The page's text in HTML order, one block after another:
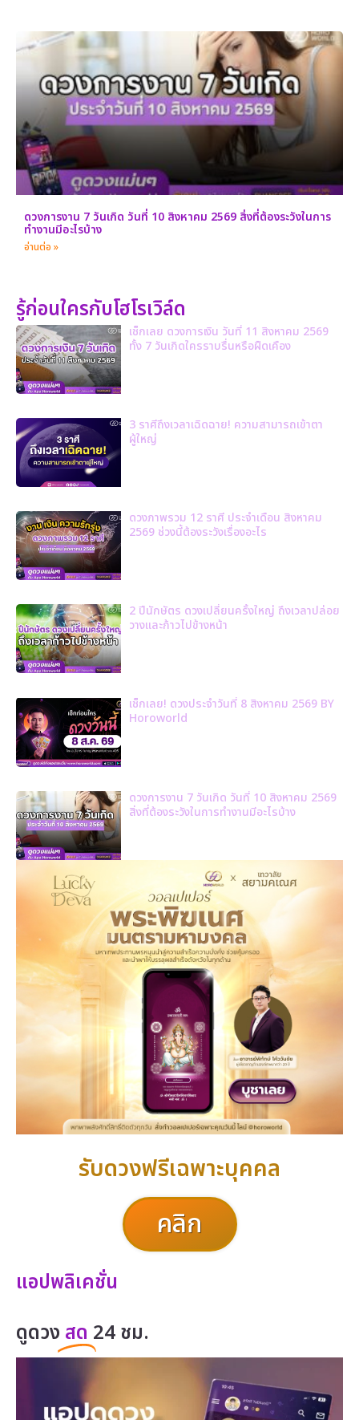
ดวงการงาน 7 วันเกิด วันที่ 10 สิงหาคม 2569 สิ่งที่ต้องระวังในการ
ทำงานมีอะไรบ้าง
อ่านต่อ »
รู้ก่อนใครกับโฮโรเวิล์ด
เช็กเลย ดวงการเงิน วันที่ 11 สิงหาคม 2569
ทั้ง 7 วันเกิดใครราบรื่นหรือฝืดเคือง
3 ราศีถึงเวลาเฉิดฉาย! ความสามารถเข้าตา
ผู้ใหญ่
ดวงภาพรวม 12 ราศี ประจำเดือน สิงหาคม
2569 ช่วงนี้ต้องระวังเรื่องอะไร
2 ปีนักษัตร ดวงเปลี่ยนครั้งใหญ่ ถึงเวลาปล่อย
วางและก้าวไปข้างหน้า
เช็กเลย! ดวงประจำวันที่ 8 สิงหาคม 2569 BY
Horoworld
ดวงการงาน 7 วันเกิด วันที่ 10 สิงหาคม 2569
สิ่งที่ต้องระวังในการทำงานมีอะไรบ้าง
รับดวงฟรีเฉพาะบุคคล
คลิก
แอปพลิเคชั่น
ดูดวง สด 24 ชม.